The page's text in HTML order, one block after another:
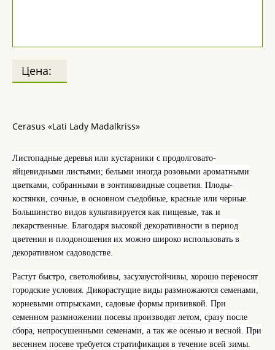
Цена:
Cerasus «Lati Lady Madalkriss»
Листопадные деревья или кустарники с продолговато-
яйцевидными листьями; белыми иногда розовыми ароматными
цветками, собранными в зонтиковидные соцветия. Плоды-
костянки, сочные, в основном съедобные, красные или черные.
Большинство видов культивируется как пищевые, так и
лекарственные. Благодаря высокой декоративности в период
цветения и плодоношения их можно широко использовать в
декоративном садоводстве.
Растут быстро, светолюбивы, засухоустойчивы, хорошо переносят
городские условия. Дикорастущие виды размножаются семенами,
корневыми отпрысками, садовые формы прививкой. При
семенном размножении посевы производят летом, сразу после
сбора, непросушенными семенами, а так же осенью и весной. При
весеннем посеве требуется стратификация в течение всей зимы.